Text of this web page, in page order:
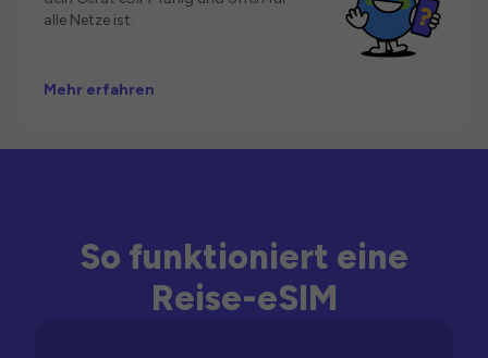
alle Netze ist.
Mehr erfahren
So funktioniert eine
Reise-eSIM